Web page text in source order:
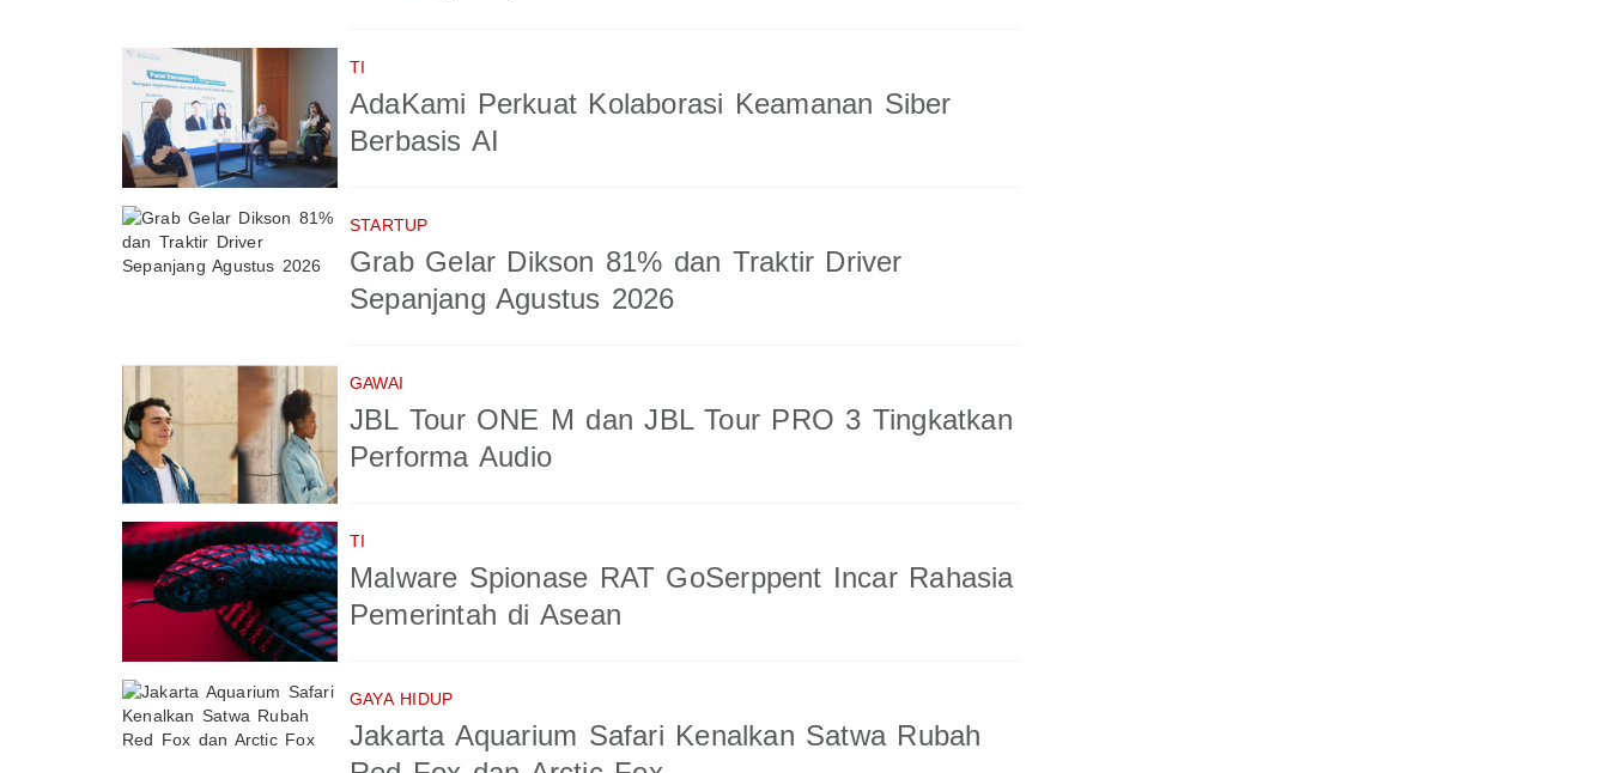
TI
AdaKami Perkuat Kolaborasi Keamanan Siber
Berbasis AI
STARTUP
Grab Gelar Dikson 81% dan Traktir Driver
Sepanjang Agustus 2026
GAWAI
JBL Tour ONE M dan JBL Tour PRO 3 Tingkatkan
Performa Audio
TI
Malware Spionase RAT GoSerppent Incar Rahasia
Pemerintah di Asean
GAYA HIDUP
Jakarta Aquarium Safari Kenalkan Satwa Rubah